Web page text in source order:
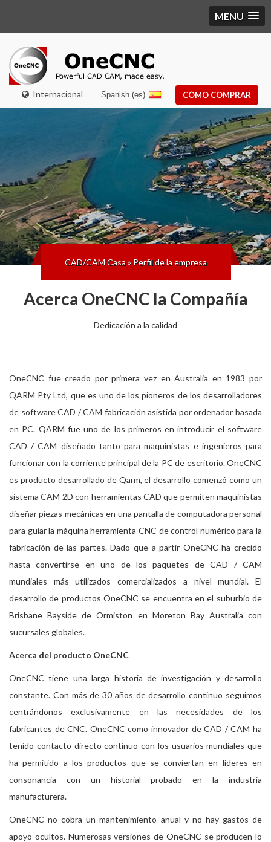
MENU
Internacional CÓMO COMPRAR
Spanish (es)
CAD/CAM Casa» Perfil de la empresa
Acerca OneCNC la Compañía
Dedicación a la calidad
OneCNC fue creado por primera vez en Australia en 1983 por
QARM Pty Ltd, que es uno de los pioneros de los desarrolladores
de software CAD / CAM fabricación asistida por ordenador basada
en PC. QARM fue uno de los primeros en introducir el software
CAD / CAM diseñado tanto para maquinistas e ingenieros para
funcionar con la corriente principal de la PC de escritorio. OneCNC
es producto desarrollado de Qarm, el desarrollo comenzó como un
sistema CAM 2D con herramientas CAD que permiten maquinistas
diseñar piezas mecánicas en una pantalla de computadora personal
para guiar la máquina herramienta CNC de control numérico para la
fabricación de las partes. Dado que a partir OneCNC ha crecido
hasta convertirse en uno de los paquetes de CAD / CAM
mundiales más utilizados comercializados a nivel mundial. El
desarrollo de productos OneCNC se encuentra en el suburbio de
Brisbane Bayside de Ormiston en Moreton Bay Australia con
sucursales globales.
Acerca del producto OneCNC
OneCNC tiene una larga historia de investigación y desarrollo
constante. Con más de 30 años de desarrollo continuo seguimos
centrándonos exclusivamente en las necesidades de los
fabricantes de CNC. OneCNC como innovador de CAD / CAM ha
tenido contacto directo continuo con los usuarios mundiales que
ha permitido a los productos que se conviertan en líderes en
consonancia con un historial probado en la industria
manufacturera.
OneCNC no cobra un mantenimiento anual y no hay gastos de
apoyo ocultos. Numerosas versiones de OneCNC se producen lo